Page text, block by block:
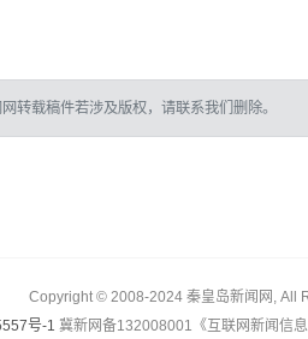
转载稿件若涉及版权，请联系我们删除。
Copyright © 2008-2024 秦皇岛新闻网, All
号-1 冀新网备132008001《互联网新闻信